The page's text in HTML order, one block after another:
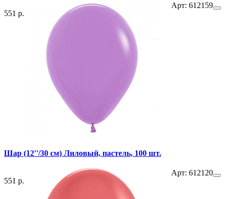
551 р.
Арт: 612159
Шар (12''/30 см) Лиловый, пастель, 100 шт.
551 р.
Арт: 612120